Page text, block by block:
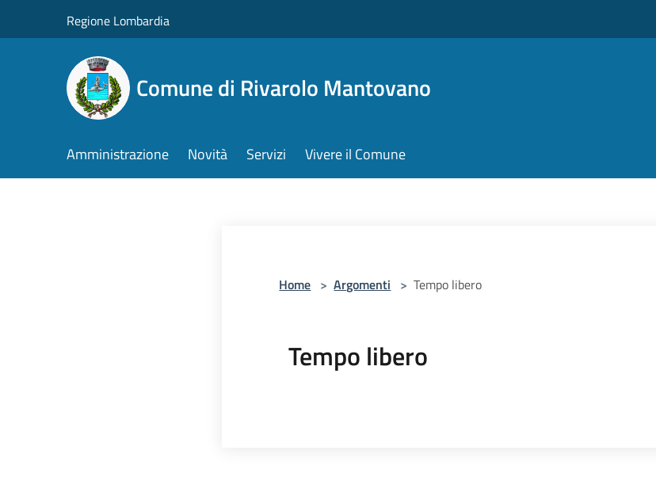
Regione Lombardia
Comune di Rivarolo Mantovano
Amministrazione Novità Servizi Vivere il Comune
Home > Argomenti > Tempo libero
Tempo libero